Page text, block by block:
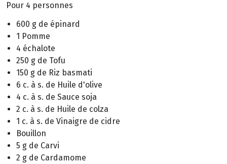
Pour 4 personnes
600 g de épinard
1 Pomme
4 échalote
250 g de Tofu
150 g de Riz basmati
6 c. à s. de Huile d'olive
4 c. à s. de Sauce soja
2 c. à s. de Huile de colza
1 c. à s. de Vinaigre de cidre
Bouillon
5 g de Carvi
2 g de Cardamome